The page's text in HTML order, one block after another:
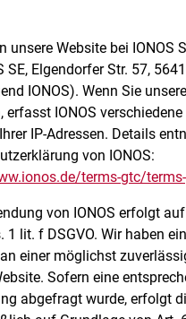
unsere Website bei IONOS
SE, Elgendorfer Str. 57,
IONOS). Wenn Sie
erfasst IONOS
IP-Adressen. Details
von IONOS:
terms-gtc/
von IONOS erfolgt
1 lit. f DSGVO. Wir haben
einer möglichst
Sofern eine
abgefragt wurde, erfolgt